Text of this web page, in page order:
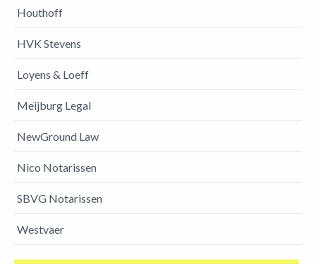
Houthoff
HVK Stevens
Loyens & Loeff
Meijburg Legal
NewGround Law
Nico Notarissen
SBVG Notarissen
Westvaer